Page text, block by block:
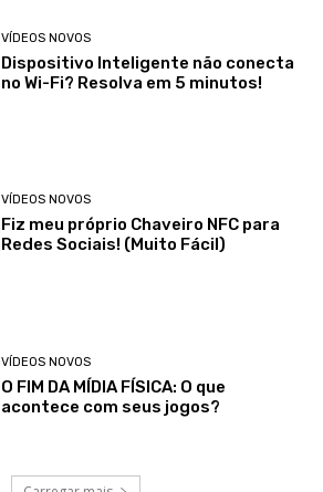
VÍDEOS NOVOS
Dispositivo Inteligente não conecta
no Wi-Fi? Resolva em 5 minutos!
VÍDEOS NOVOS
Fiz meu próprio Chaveiro NFC para
Redes Sociais! (Muito Fácil)
VÍDEOS NOVOS
O FIM DA MÍDIA FÍSICA: O que
acontece com seus jogos?